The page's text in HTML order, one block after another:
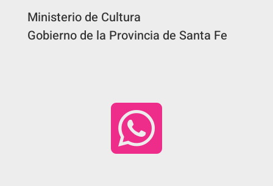
Ministerio de Cultura
Gobierno de la Provincia de Santa Fe
